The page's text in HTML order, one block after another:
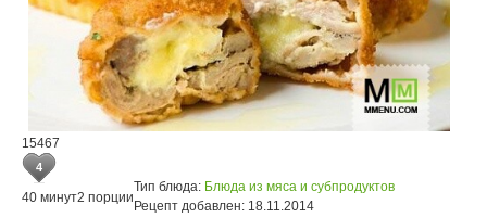
15467
4
40 минут2 порции
Тип блюда: Блюда из мяса и субпродуктов
Рецепт добавлен: 18.11.2014